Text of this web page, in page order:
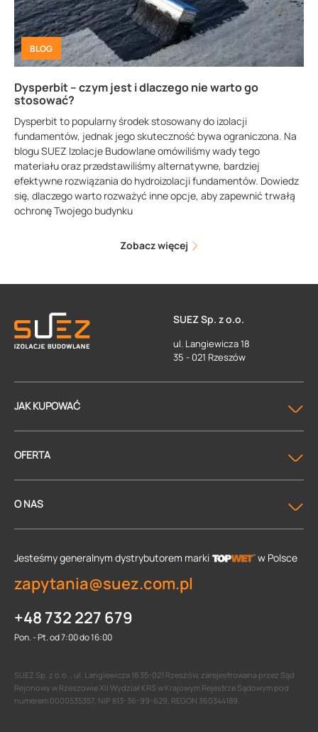
BLOG
Dysperbit – czym jest i dlaczego nie warto go
stosować?
Dysperbit to popularny środek stosowany do izolacji
fundamentów, jednak jego skuteczność bywa ograniczona. Na
blogu SUEZ Izolacje Budowlane omówiliśmy wady tego
materiału oraz przedstawiliśmy alternatywne, bardziej
efektywne rozwiązania do hydroizolacji fundamentów. Dowiedz
się, dlaczego warto rozważyć inne opcje, aby zapewnić trwałą
ochronę Twojego budynku
Zobacz więcej
SUEZ Sp. z o.o.
ul. Langiewicza 18
35 - 021 Rzeszów
JAK KUPOWAĆ
OFERTA
O NAS
Jesteśmy generalnym dystrybutorem marki w Polsce
zapytania@suez.com.pl
+48 732 227 679
Pon. - Pt. od 7:00 do 16:00
SUEZ Sp. z o.o. , ul. Langiewicza 18 35-021 Rzeszów, zarejestrowana przez Sąd
Rejonowy w Rzeszowie XII Wydział KRS w Krajowym Rejestrze Sądowym pod
numerem 0000535357, NIP 813-36-99-629, REGON 360344189.